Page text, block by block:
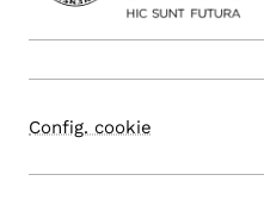
Config. cookie